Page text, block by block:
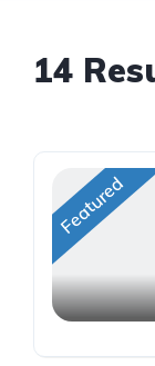
14
Featured